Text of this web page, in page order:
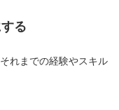
る
れまでの経験やスキル